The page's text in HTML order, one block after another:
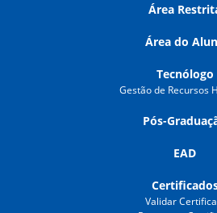
Área
Área do
Tecnólogo
Gestão de Recursos
Pós-
EAD
Validar